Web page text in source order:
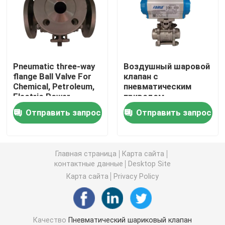
Высокий шариковый клапан давления
Клапан-бабочка вентиляции
Более влажный клапан
ФБ шаровой клапан
Высокотемпературный шаровой клапан
Промышленная клапан-бабочка
Pneumatic three-way
flange Ball Valve For
Chemical, Petroleum,
Electric Power
Отправить запрос
Воздушный шаровой
клапан с
пневматическим
приводом
Отправить запрос
Главная страница
Карта сайта
контактные данные
Desktop Site
Карта сайта
Privacy Policy
Качество Пневматический шариковый клапан